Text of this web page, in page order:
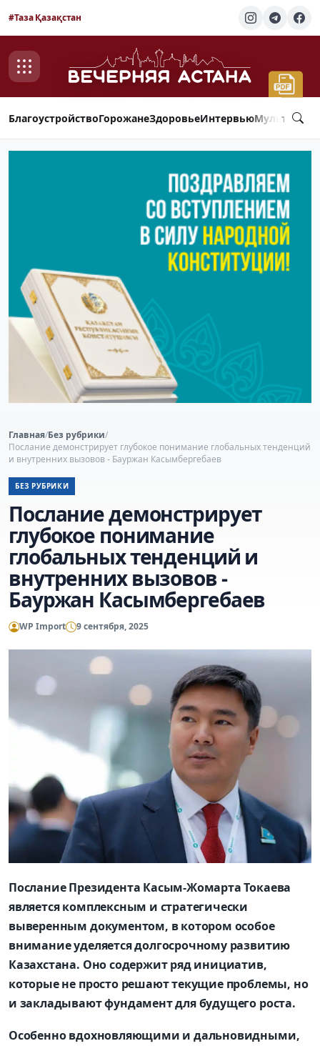
#Таза Қазақстан
БлагоустройствоГорожанеЗдоровьеИнтервью
Главная/Без рубрики/
Послание демонстрирует глубокое понимание глобальных тенденций
и внутренних вызовов - Бауржан Касымбергебаев
БЕЗ РУБРИКИ
Послание демонстрирует
глубокое понимание
глобальных тенденций и
внутренних вызовов -
Бауржан Касымбергебаев
WP Import 9 сентября, 2025
Послание Президента Касым-Жомарта Токаева
является комплексным и стратегически
выверенным документом, в котором особое
внимание уделяется долгосрочному развитию
Казахстана. Оно содержит ряд инициатив,
которые не просто решают текущие проблемы, но
и закладывают фундамент для будущего роста.
Особенно вдохновляющими и дальновидными,